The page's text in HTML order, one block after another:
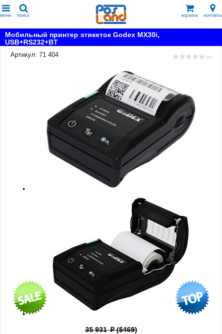
меню поиск корзина контакты
Мобильный принтер этикеток Godex MX30i,
USB+RS232+BT
Артикул: 71 404
( 0 )
35 931p($469)